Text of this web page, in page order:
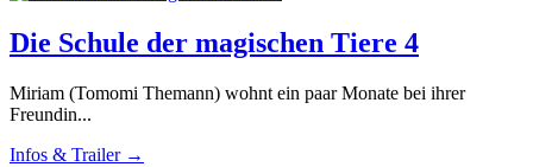
Die Schule der magischen Tiere 4
Miriam (Tomomi Themann) wohnt ein paar Monate bei ihrer
Freundin...
Infos & Trailer →